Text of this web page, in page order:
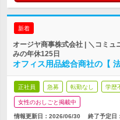
新着
オージヤ商事株式会社 | ＼コミ
みの年休125日
オフィス用品総合商社の【
正社員 急募 転勤なし 学歴
女性のおしごと掲載中
情報更新日：2026/06/30 終了予定日：